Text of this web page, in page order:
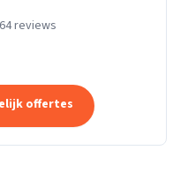
64 reviews
offertes